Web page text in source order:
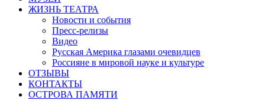
ЖИЗНЬ ТЕАТРА
Новости и события
Пресс-релизы
Видео
Русская Америка глазами очевидцев
Россияне в мировой науке и культуре
ОТЗЫВЫ
КОНТАКТЫ
ОСТРОВА ПАМЯТИ